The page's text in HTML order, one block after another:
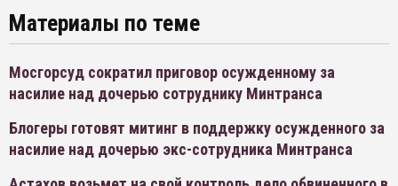
Материалы по теме
Мосгорсуд сократил приговор осужденному за
насилие над дочерью сотруднику Минтранса
Блогеры готовят митинг в поддержку осужденного за
насилие над дочерью экс-сотрудника Минтранса